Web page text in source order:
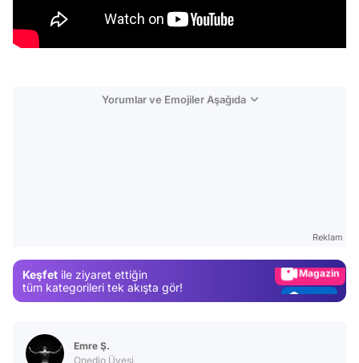
Yorumlar ve Emojiler Aşağıda
Reklam
Keşfet ile ziyaret ettiğin
tüm kategorileri tek akışta gör!
Video
Emre Ş.
Onedio Üyesi